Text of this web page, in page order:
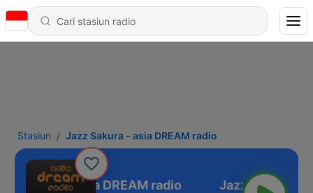
Stasiun Jazz Sakura - asia DREAM radio
Sakura - asia DREAM radio